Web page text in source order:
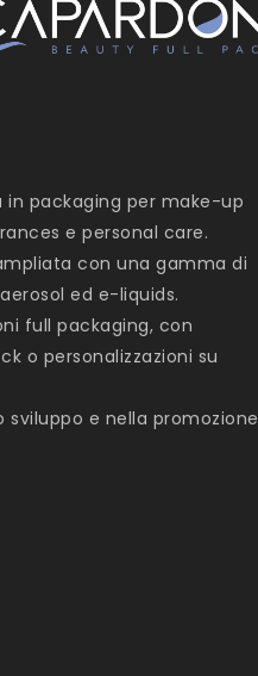
in packaging per make-up
e personal care.
con una gamma di
ed e-liquids.
full packaging, con
o personalizzazioni su
e nella promozione